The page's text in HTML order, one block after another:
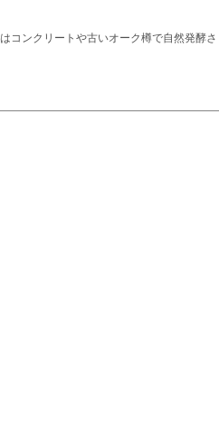
コンクリートや古いオーク樽で自然発酵さ